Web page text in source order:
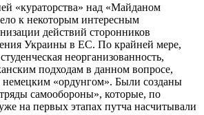
«кураторства» над «Майданом
к некоторым интересным
действий сторонников
Украины в ЕС. По крайней мере,
неорганизованность,
подходам в данном вопросе,
«ордунгом». Были созданы
самообороны», которые, по
на первых этапах путча насчитывали